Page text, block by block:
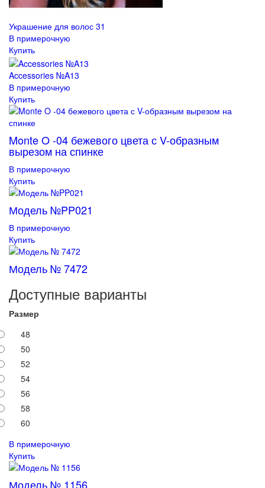
Украшение для волос 31
В примерочную
Купить
Accessories №A13
В примерочную
Купить
Monte O -04 бежевого цвета с V-образным
вырезом на спинке
В примерочную
Купить
Модель №PP021
В примерочную
Купить
Модель № 7472
Доступные варианты
Размер
48
50
52
54
56
58
60
В примерочную
Купить
Модель № 1156